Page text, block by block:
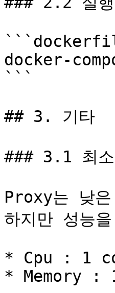
docker-
```
## 3. 기타
### 3.1 최소
Proxy는 낮
하지만 성능
* Cpu : 1
* Memory :